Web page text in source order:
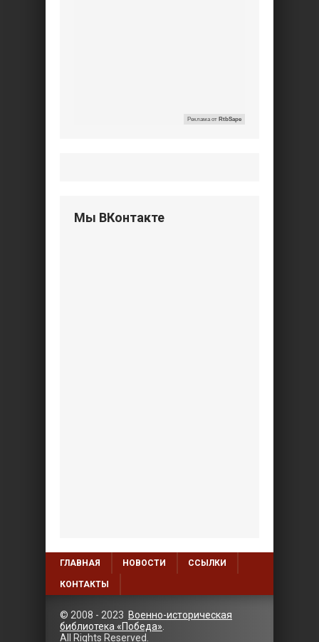
Реклама от RtbSape
Мы ВКонтакте
ГЛАВНАЯ НОВОСТИ ССЫЛКИ
КОНТАКТЫ
© 2008 - 2023 Военно-историческая
библиотека «Победа»
All Rights Reserved.